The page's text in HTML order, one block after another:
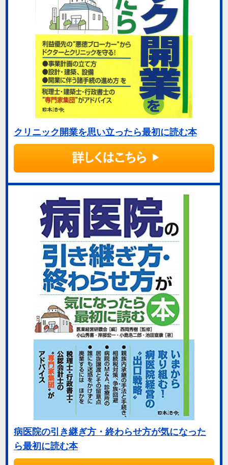
クリニック開業を思い立ったら最初に読む本
病医院の引き継ぎ方・終わらせ方が気になった
ら最初に読む本